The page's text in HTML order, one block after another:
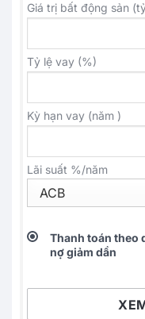
Giá trị bất động sản
Tỷ lệ vay (%)
Kỳ hạn vay (năm )
Lãi suất %/năm
Thanh toán theo
nợ giảm dần